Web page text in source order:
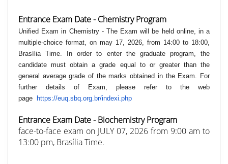
Entrance Exam Date - Chemistry Program
Unified Exam in Chemistry - The Exam will be held online, in a
multiple-choice format, on may 17, 2026, from 14:00 to 18:00,
Brasília Time. In order to enter the graduate program, the
candidate must obtain a grade equal to or greater than the
general average grade of the marks obtained in the Exam. For
further details of Exam, please refer to the web
page
https://euq.sbq.org.br/indexi.php
Entrance Exam Date - Biochemistry Program
face-to-face exam on JULY 07, 2026 from 9:00 am to
13:00 pm, Brasília Time.